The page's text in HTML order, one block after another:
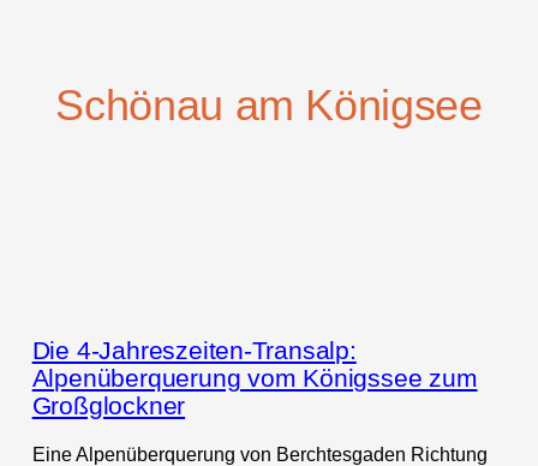
Schönau am Königsee
Die 4-Jahreszeiten-Transalp:
Alpenüberquerung vom Königssee zum
Großglockner
Eine Alpenüberquerung von Berchtesgaden Richtung